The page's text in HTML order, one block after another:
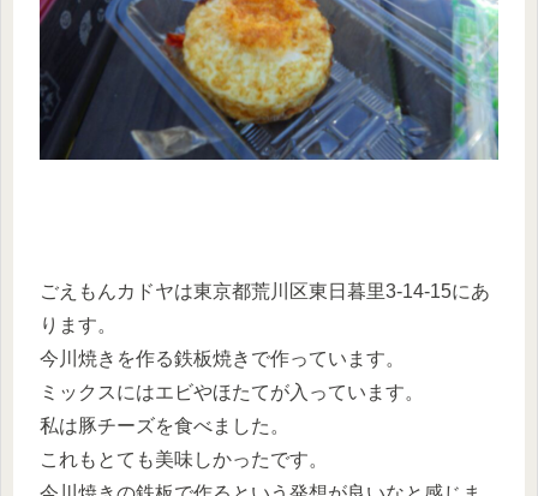
ごえもんカドヤは東京都荒川区東日暮里3-14-15にあ
ります。
今川焼きを作る鉄板焼きで作っています。
ミックスにはエビやほたてが入っています。
私は豚チーズを食べました。
これもとても美味しかったです。